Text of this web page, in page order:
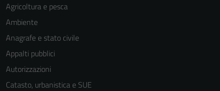
Agricoltura e pesca
Ambiente
Anagrafe e stato civile
Appalti pubblici
Autorizzazioni
Catasto, urbanistica e SUE